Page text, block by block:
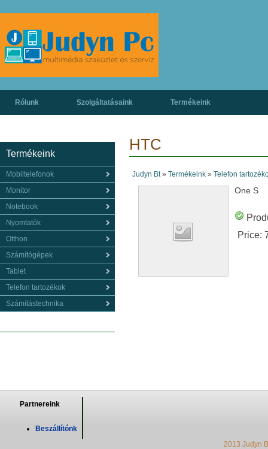
Rólunk Szolgáltatásaink Termékeink
HTC
Judyn Bt» Termékeink» Telefon
One S
Price:
Termékeink
Mobiltelefonok
Monitor
Notebook
Nyomtatók
Otthon
Számítógépek
Tablet
Telefon tartozékok
Számítástechnika
Partnereink
Beszállítónk
2013 Judyn